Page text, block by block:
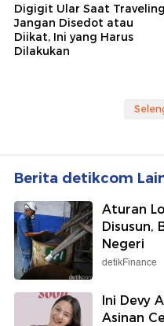
Digigit Ular Saat
Jangan Disedot atau
Diikat, Ini yang Harus
Dilakukan
Berita detikcom
Aturan
Disusun,
Negeri
detikFinance
Ini Devy
Asinan